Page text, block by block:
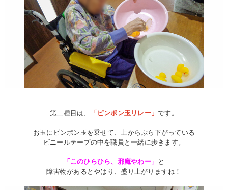
第二種目は、 「ピンポン玉リレー」です。
お玉にピンポン玉を乗せて、上からぶら下がっている
ビニールテープの中を職員と一緒に歩きます。
「このひらひら、邪魔やわー」 と
障害物があるとやはり、盛り上がりますね！